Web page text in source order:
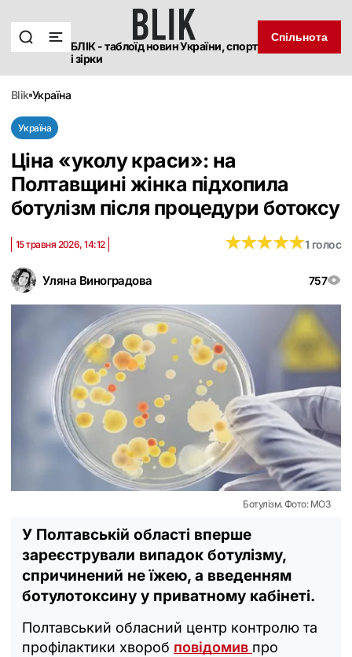
БЛІК - таблоїд новин України, спорт
і зірки
Спільнота
blik україна
Україна
Ціна «уколу краси»: на
Полтавщині жінка підхопила
ботулізм після процедури ботоксу
Уляна Виноградова 757
15 травня 2026, 14:12 ★★★★★
★★★★★1 голос
Ботулізм. Фото: МОЗ
У Полтавській області вперше
зареєстрували випадок ботулізму,
спричинений не їжею, а введенням
ботулотоксину у приватному кабінеті.
Полтавський обласний центр контролю та
профілактики хвороб повідомив про